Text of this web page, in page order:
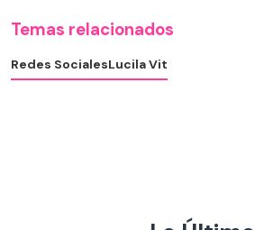
Temas relacionados
Redes SocialesLucila Vit